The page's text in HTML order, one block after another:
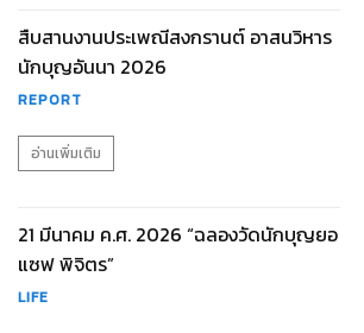
สืบสานงานประเพณีสงกรานต์ อาสนวิหาร
นักบุญอันนา 2026
REPORT
อ่านเพิ่มเติม
21 มีนาคม ค.ศ. 2026 “ฉลองวัดนักบุญยอ
แซฟ พิจิตร”
LIFE